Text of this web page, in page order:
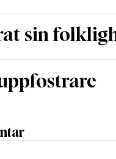
sin